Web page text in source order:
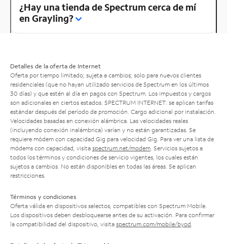
¿Hay una tienda de Spectrum cerca de mí
en Grayling?
Detalles de la oferta de Internet
Oferta por tiempo limitado; sujeta a cambios; solo para nuevos clientes
residenciales (que no hayan utilizado servicios de Spectrum en los últimos
30 días) y que estén al día en pagos con Spectrum. Los impuestos y cargos
son adicionales en ciertos estados. SPECTRUM INTERNET: se aplican tarifas
estándar después del período de promoción. Cargo adicional por instalación.
Velocidades basadas en conexión alámbrica. Las velocidades reales
(incluyendo conexión inalámbrica) varían y no están garantizadas. Se
requiere módem con capacidad Gig para velocidad Gig. Para ver una lista de
módems con capacidad, visita spectrum.net/modem . Servicios sujetos a
todos los términos y condiciones de servicio vigentes, los cuales están
sujetos a cambios. No están disponibles en todas las áreas. Se aplican
restricciones.
Términos y condiciones
Oferta válida en dispositivos selectos, compatibles con Spectrum Mobile.
Los dispositivos deben desbloquearse antes de su activación. Para confirmar
la compatibilidad del dispositivo, visita spectrum.com/mobile/byod